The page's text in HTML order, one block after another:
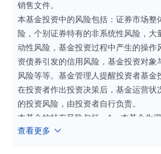
销售文件。
本基金投资中的风险包括：证券市场整
险，个别证券特有的非系统性风险，大
动性风险，基金投资过程中产生的操作
资债券引发的信用风险，基金投资对象
风险等等。基金管理人提醒投资者基金
在投资者作出投资决策后，基金运营状
的投资风险，由投资者自行负责。
本基金的特有风险包括：1、本基金为
凭证投资占基金资产的比例为60%-95%
查看更多